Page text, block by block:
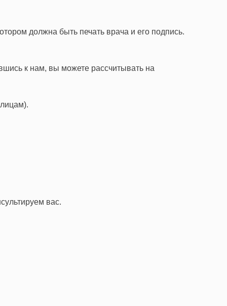
должна быть печать врача и его подпись.
к нам, вы можете рассчитывать на
вас.